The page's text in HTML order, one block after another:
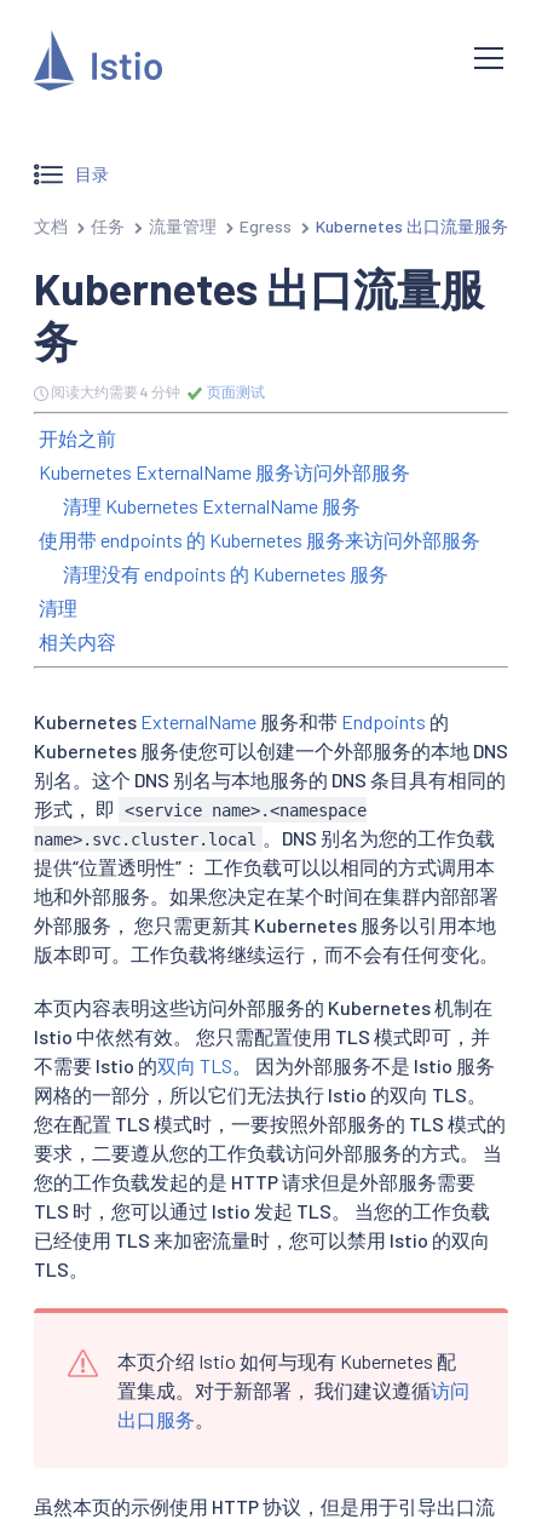
目录
文档 任务 流量管理 Egress Kubernetes 出口流量服务
Kubernetes 出口流量服
务
阅读大约需要 4 分钟 页面测试
开始之前
Kubernetes ExternalName 服务访问外部服务
清理 Kubernetes ExternalName 服务
使用带 endpoints 的 Kubernetes 服务来访问外部服务
清理没有 endpoints 的 Kubernetes 服务
清理
相关内容
Kubernetes ExternalName 服务和带 Endpoints 的
Kubernetes 服务使您可以创建一个外部服务的本地 DNS
别名。这个 DNS 别名与本地服务的 DNS 条目具有相同的
形式， 即
<service name>.<namespace
name>.svc.cluster.local
。DNS 别名为您的工作负载
提供“位置透明性”： 工作负载可以以相同的方式调用本
地和外部服务。如果您决定在某个时间在集群内部部署
外部服务， 您只需更新其 Kubernetes 服务以引用本地
版本即可。工作负载将继续运行，而不会有任何变化。
本页内容表明这些访问外部服务的 Kubernetes 机制在
Istio 中依然有效。 您只需配置使用 TLS 模式即可，并
不需要 Istio 的双向 TLS 。 因为外部服务不是 Istio 服务
网格的一部分，所以它们无法执行 Istio 的双向 TLS。
您在配置 TLS 模式时，一要按照外部服务的 TLS 模式的
要求，二要遵从您的工作负载访问外部服务的方式。 当
您的工作负载发起的是 HTTP 请求但是外部服务需要
TLS 时，您可以通过 Istio 发起 TLS。 当您的工作负载
已经使用 TLS 来加密流量时，您可以禁用 Istio 的双向
TLS。
本页介绍 Istio 如何与现有 Kubernetes 配
置集成。对于新部署， 我们建议遵循访问
出口服务
虽然本页的示例使用 HTTP 协议，但是用于引导出口流